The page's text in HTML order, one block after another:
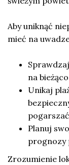
Aby uniknąć
mieć na
na
Unikaj
Planuj
prognozy
Zrozumienie